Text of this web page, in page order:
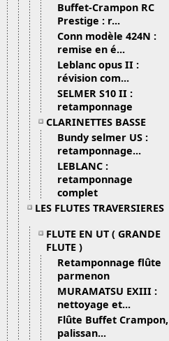
Buffet-Crampon RC
Prestige : r...
Conn modèle 424N :
remise en é...
Leblanc opus II :
révision com...
SELMER S10 II :
retamponnage
CLARINETTES BASSE
Bundy selmer US :
retamponnage...
LEBLANC :
retamponnage
complet
LES FLUTES TRAVERSIERES
FLUTE EN UT ( GRANDE
FLUTE )
Retamponnage flûte
parmenon
MURAMATSU EXIII :
nettoyage et...
Flûte Buffet Crampon,
palissan...